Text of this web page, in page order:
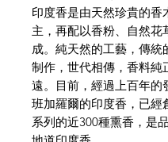
印度香是由天然珍貴的香
主，再配以香粉、自然花
成。純天然的工藝，傳統
制作，世代相傳，香料純
遠。目前，經過上百年的
班加羅爾的印度香，已經
系列的近300種熏香，是